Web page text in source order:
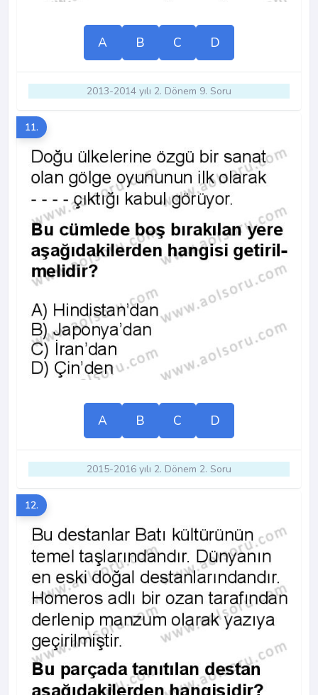
A B C D
2013-2014 yılı 2. Dönem 9. Soru
11.
A B C D
2015-2016 yılı 2. Dönem 2. Soru
12.